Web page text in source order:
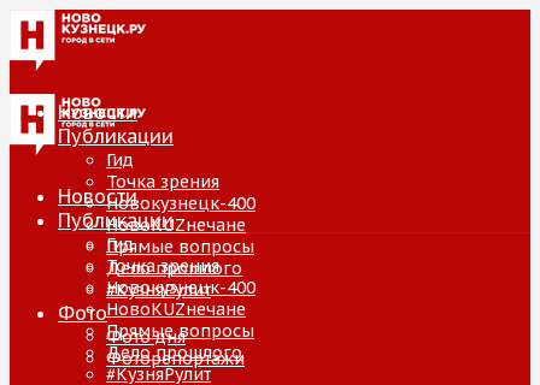
Новости
Публикации
Гид
Точка зрения
Новокузнецк-400
НовоKUZнечане
Прямые вопросы
Дело прошлого
#КузняРулит
Фото
Фото дня
Фоторепортажи
Новости
Публикации
Гид
Точка зрения
Новокузнецк-400
НовоKUZнечане
Прямые вопросы
Дело прошлого
#КузняРулит